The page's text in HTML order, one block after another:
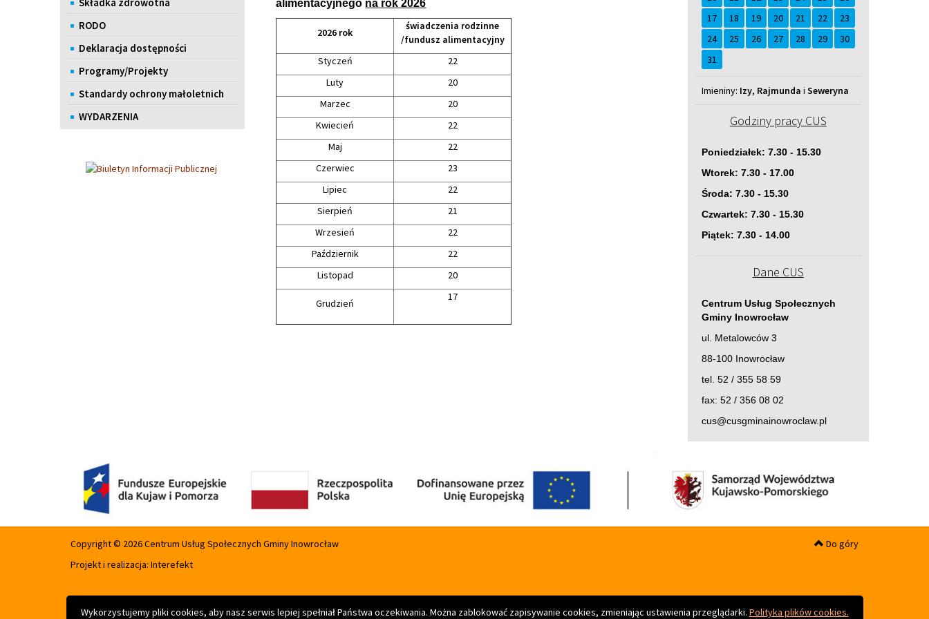
Wykorzystujemy pliki cookies, aby nasz serwis lepiej spełniał Państwa oczekiwania. Można zablokować zapisywanie cookies, zmieniając ustawienia przeglądarki. Polityka plików cookies.
RODO
Deklaracja dostępności
Programy/Projekty
Standardy ochrony małoletnich
WYDARZENIA
alimentacyjnego na rok 2026
2026 rok
świadczenia rodzinne
/fundusz alimentacyjny
Styczeń
22
Luty
20
Marzec
20
Kwiecień
22
Maj
22
Czerwiec
23
Lipiec
22
Sierpień
21
Wrzesień
22
Październik
22
Listopad
20
Grudzień
17
17
18 19 20 21 22
23
24
25 26 27 28 29
30
31
Imieniny
Imieniny: Izy, Rajmunda i Seweryna
Godziny pracy CUS
Poniedziałek: 7.30 - 15.30
Wtorek: 7.30 - 17.00
Środa: 7.30 - 15.30
Czwartek: 7.30 - 15.30
Piątek: 7.30 - 14.00
Dane CUS
Centrum Usług Społecznych
Gminy Inowrocław
ul. Metalowców 3
88-100 Inowrocław
tel. 52 / 355 58 59
fax: 52 / 356 08 02
cus@cusgminainowroclaw.pl
Copyright © 2026 Centrum Usług Społecznych Gminy Inowrocław
Projekt i realizacja: Interefekt
Do góry